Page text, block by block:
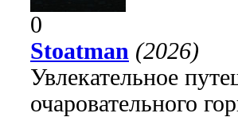
0
Stoatman (2026)
Увлекательное
очаровательного